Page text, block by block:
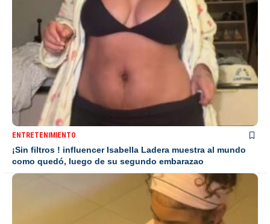
ENTRETENIMIENTO
¡Sin filtros ! influencer Isabella Ladera muestra al mundo
como quedó, luego de su segundo embarazao